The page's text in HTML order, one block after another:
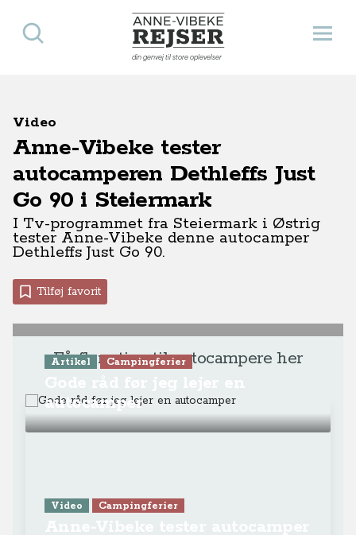
Anne-Vibeke Rejser
din genvej til store oplevelser
Åbn
Søg
Video
Anne-Vibeke tester
autocamperen Dethleffs Just
Go 90 i Steiermark
I Tv-programmet fra Steiermark i Østrig
tester Anne-Vibeke denne autocamper
Dethleffs Just Go 90.
Tilføj favorit
Få flere tips til autocampere her
Artikel Campingferier
autocamper
Video Campingferier